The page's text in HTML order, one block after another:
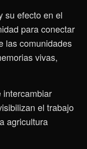
su efecto en el
para conectar
las comunidades
vivas,
intercambiar
el trabajo
agricultura